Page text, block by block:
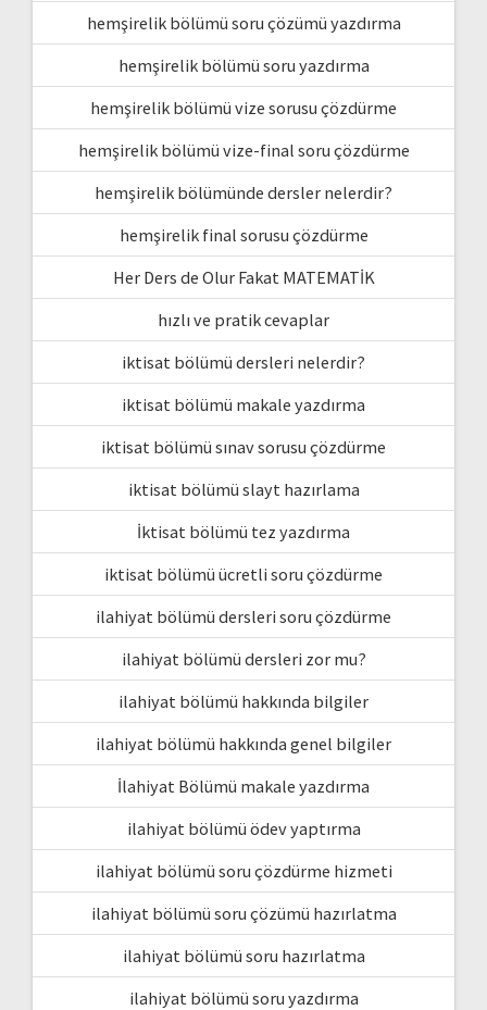
hemşirelik bölümü soru çözümü yazdırma
hemşirelik bölümü soru yazdırma
hemşirelik bölümü vize sorusu çözdürme
hemşirelik bölümü vize-final soru çözdürme
hemşirelik bölümünde dersler nelerdir?
hemşirelik final sorusu çözdürme
Her Ders de Olur Fakat MATEMATİK
hızlı ve pratik cevaplar
iktisat bölümü dersleri nelerdir?
iktisat bölümü makale yazdırma
iktisat bölümü sınav sorusu çözdürme
iktisat bölümü slayt hazırlama
İktisat bölümü tez yazdırma
iktisat bölümü ücretli soru çözdürme
ilahiyat bölümü dersleri soru çözdürme
ilahiyat bölümü dersleri zor mu?
ilahiyat bölümü hakkında bilgiler
ilahiyat bölümü hakkında genel bilgiler
İlahiyat Bölümü makale yazdırma
ilahiyat bölümü ödev yaptırma
ilahiyat bölümü soru çözdürme hizmeti
ilahiyat bölümü soru çözümü hazırlatma
ilahiyat bölümü soru hazırlatma
ilahiyat bölümü soru yazdırma